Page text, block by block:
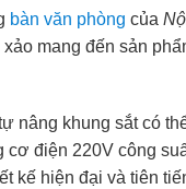
bàn văn phòng của
mang đến sản
nâng khung sắt có
điện 220V công
kế hiện đại và tiên